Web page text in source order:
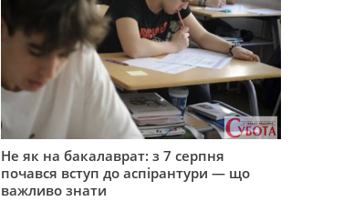
Не як на бакалаврат: з 7 серпня
почався вступ до аспірантури — що
важливо знати